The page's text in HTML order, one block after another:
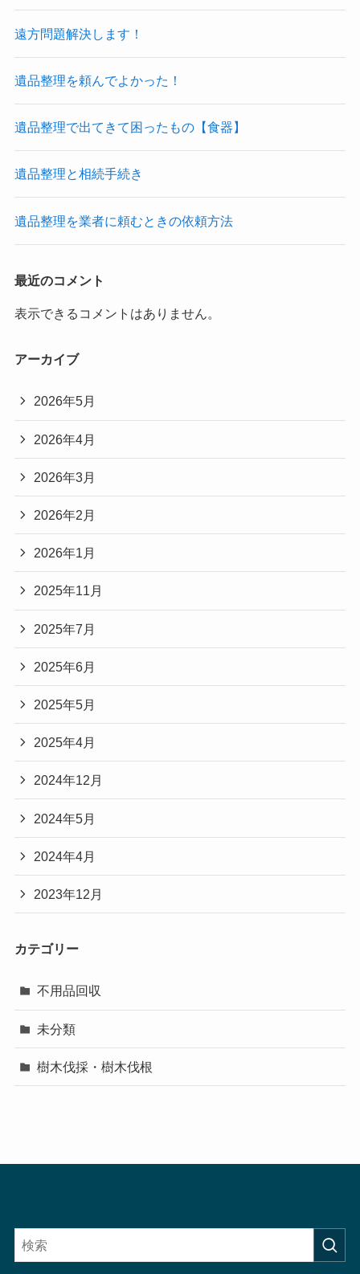
遠方問題解決します！
遺品整理を頼んでよかった！
遺品整理で出てきて困ったもの【食器】
遺品整理と相続手続き
遺品整理を業者に頼むときの依頼方法
最近のコメント
表示できるコメントはありません。
アーカイブ
2026年5月
2026年4月
2026年3月
2026年2月
2026年1月
2025年11月
2025年7月
2025年6月
2025年5月
2025年4月
2024年12月
2024年5月
2024年4月
2023年12月
カテゴリー
不用品回収
未分類
樹木伐採・樹木伐根